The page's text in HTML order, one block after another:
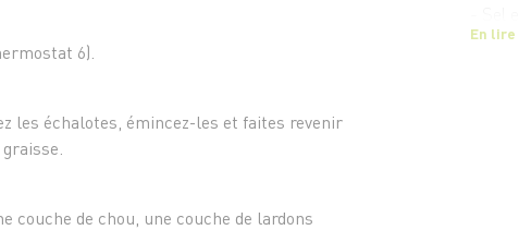
En
6).
les échalotes, émincez-les et faites revenir
couche de chou, une couche de lardons